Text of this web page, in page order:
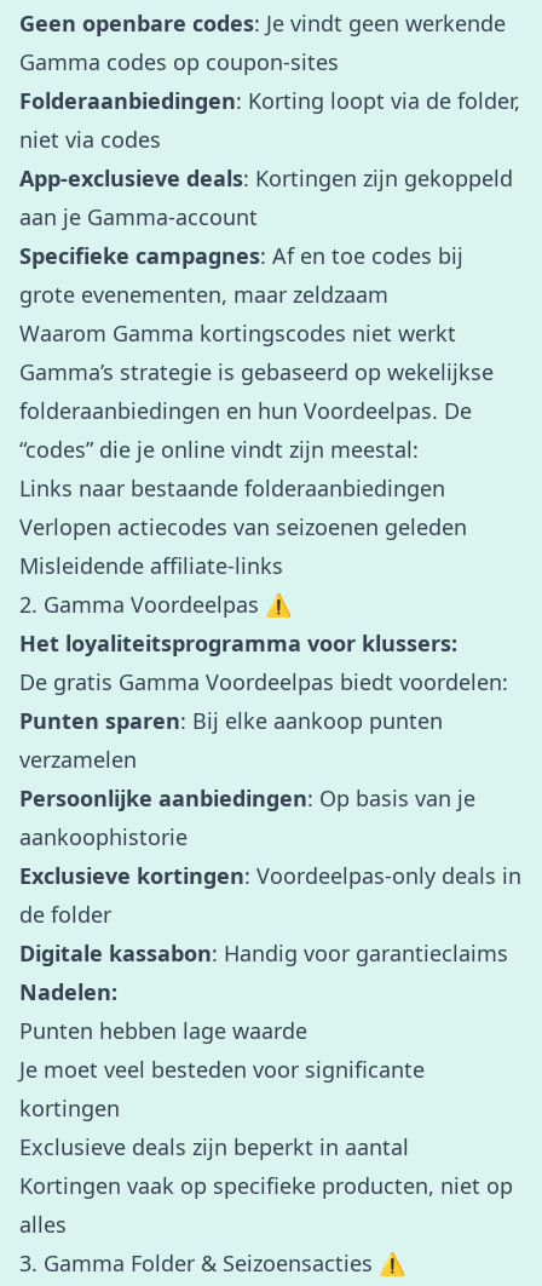
Geen openbare codes: Je vindt geen werkende
Gamma codes op coupon-sites
Folderaanbiedingen: Korting loopt via de folder,
niet via codes
App-exclusieve deals: Kortingen zijn gekoppeld
aan je Gamma-account
Specifieke campagnes: Af en toe codes bij
grote evenementen, maar zeldzaam
Waarom Gamma kortingscodes niet werkt
Gamma’s strategie is gebaseerd op wekelijkse
folderaanbiedingen en hun Voordeelpas. De
“codes” die je online vindt zijn meestal:
Links naar bestaande folderaanbiedingen
Verlopen actiecodes van seizoenen geleden
Misleidende affiliate-links
2. Gamma Voordeelpas ⚠️
Het loyaliteitsprogramma voor klussers:
De gratis Gamma Voordeelpas biedt voordelen:
Punten sparen: Bij elke aankoop punten
verzamelen
Persoonlijke aanbiedingen: Op basis van je
aankoophistorie
Exclusieve kortingen: Voordeelpas-only deals in
de folder
Digitale kassabon: Handig voor garantieclaims
Nadelen:
Punten hebben lage waarde
Je moet veel besteden voor significante
kortingen
Exclusieve deals zijn beperkt in aantal
Kortingen vaak op specifieke producten, niet op
alles
3. Gamma Folder & Seizoensacties ⚠️